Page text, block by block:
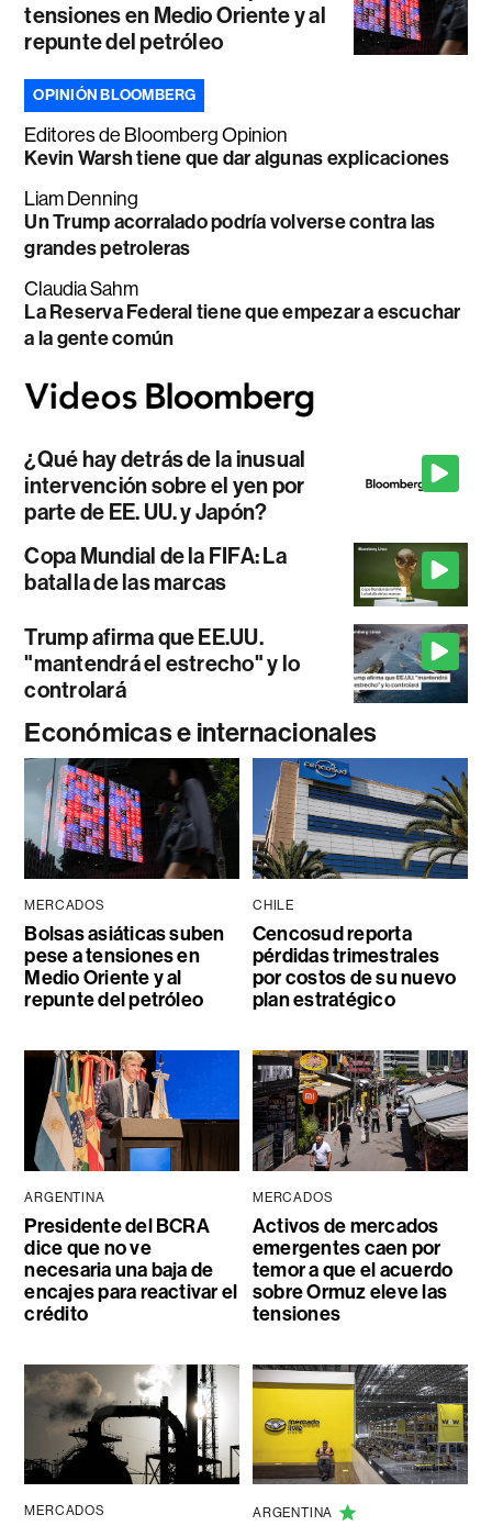
tensiones en Medio Oriente y al
repunte del petróleo
OPINIÓN BLOOMBERG
Editores de Bloomberg Opinion
Kevin Warsh tiene que dar algunas explicaciones
Liam Denning
Un Trump acorralado podría volverse contra las
grandes petroleras
Claudia Sahm
La Reserva Federal tiene que empezar a escuchar
a la gente común
¿Qué hay detrás de la inusual
intervención sobre el yen por
parte de EE. UU. y Japón?
Copa Mundial de la FIFA: La
batalla de las marcas
Trump afirma que EE.UU.
"mantendrá el estrecho" y lo
controlará
Económicas e internacionales
MERCADOS
Bolsas asiáticas suben
pese a tensiones en
Medio Oriente y al
repunte del petróleo
CHILE
Cencosud reporta
pérdidas trimestrales
por costos de su nuevo
plan estratégico
ARGENTINA
Presidente del BCRA
dice que no ve
necesaria una baja de
encajes para reactivar el
crédito
MERCADOS
Activos de mercados
emergentes caen por
temor a que el acuerdo
sobre Ormuz eleve las
tensiones
MERCADOS ARGENTINA